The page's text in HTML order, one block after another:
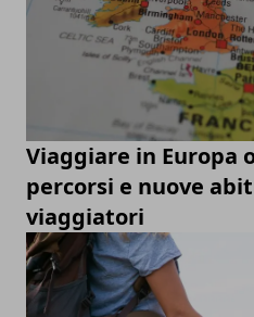
Viaggiare in Europa
percorsi e nuove
viaggiatori